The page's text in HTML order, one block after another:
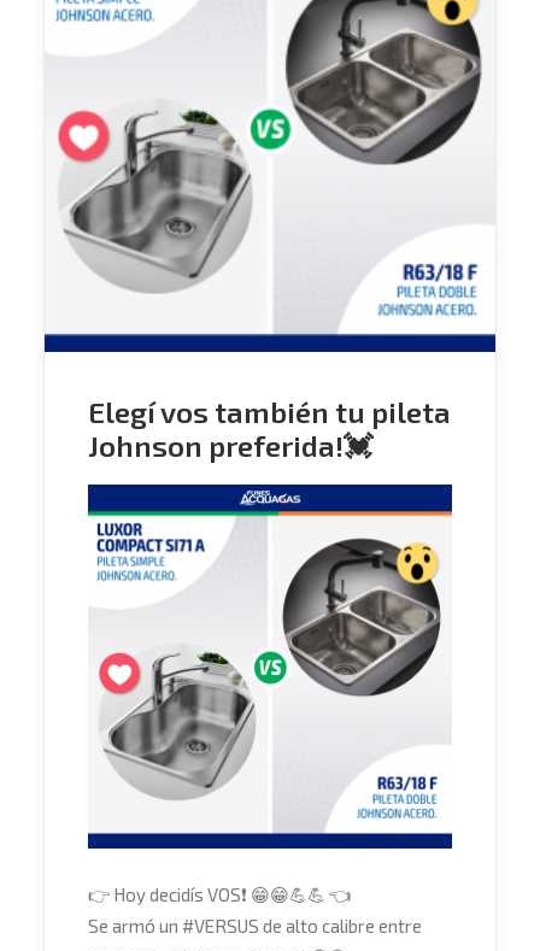
Elegí vos también tu pileta
Johnson preferida!💓
👉 Hoy decidís VOS❗ 😁😁💪💪 👈
Se armó un #VERSUS de alto calibre entre